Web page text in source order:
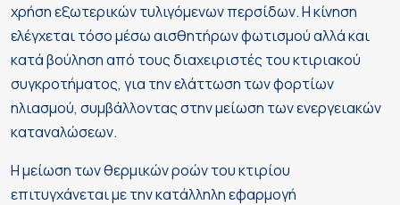
χρήση εξωτερικών τυλιγόμενων περσίδων. Η κίνηση
ελέγχεται τόσο μέσω αισθητήρων φωτισμού αλλά και
κατά βούληση από τους διαχειριστές του κτιριακού
συγκροτήματος, για την ελάττωση των φορτίων
ηλιασμού, συμβάλλοντας στην μείωση των ενεργειακών
καταναλώσεων.
Η μείωση των θερμικών ροών του κτιρίου
επιτυγχάνεται με την κατάλληλη εφαρμογή